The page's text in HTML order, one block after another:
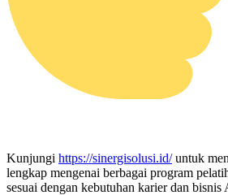
Kunjungi https://sinergisolusi.id/untuk
lengkap mengenai berbagai program
sesuai dengan kebutuhan karier dan bisnis